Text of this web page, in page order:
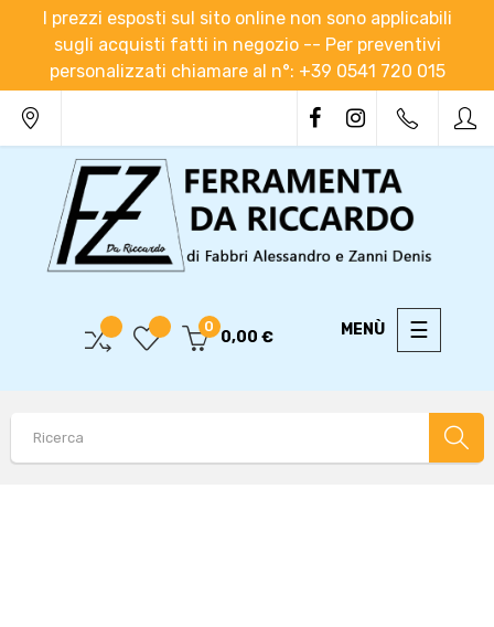
I prezzi esposti sul sito online non sono applicabili
sugli acquisti fatti in negozio -- Per preventivi
personalizzati chiamare al n°: +39 0541 720 015
Toggle
☰
0
0,00 €